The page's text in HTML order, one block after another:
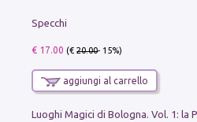
Specchi
€ 17.00 (€20.00- 15%)
aggiungi al carrello